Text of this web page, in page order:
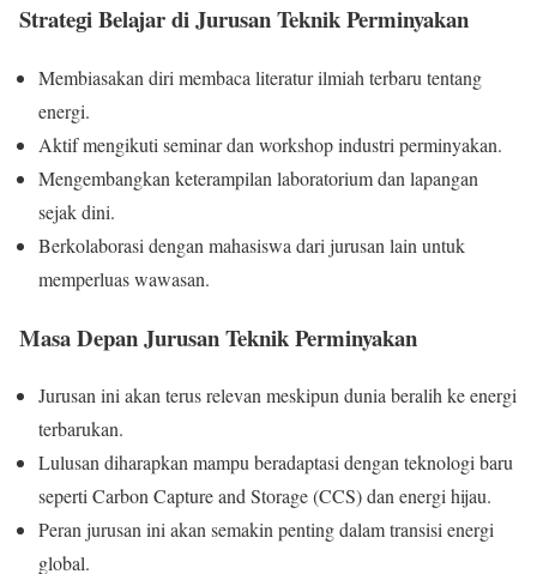
Strategi Belajar di Jurusan Teknik Perminyakan
Membiasakan diri membaca literatur ilmiah terbaru tentang
energi.
Aktif mengikuti seminar dan workshop industri perminyakan.
Mengembangkan keterampilan laboratorium dan lapangan
sejak dini.
Berkolaborasi dengan mahasiswa dari jurusan lain untuk
memperluas wawasan.
Masa Depan Jurusan Teknik Perminyakan
Jurusan ini akan terus relevan meskipun dunia beralih ke energi
terbarukan.
Lulusan diharapkan mampu beradaptasi dengan teknologi baru
seperti Carbon Capture and Storage (CCS) dan energi hijau.
Peran jurusan ini akan semakin penting dalam transisi energi
global.